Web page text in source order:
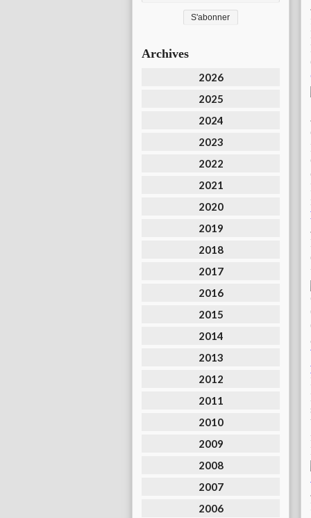
Archives
2026
2025
2024
2023
2022
2021
2020
2019
2018
2017
2016
2015
2014
2013
2012
2011
2010
2009
2008
2007
2006